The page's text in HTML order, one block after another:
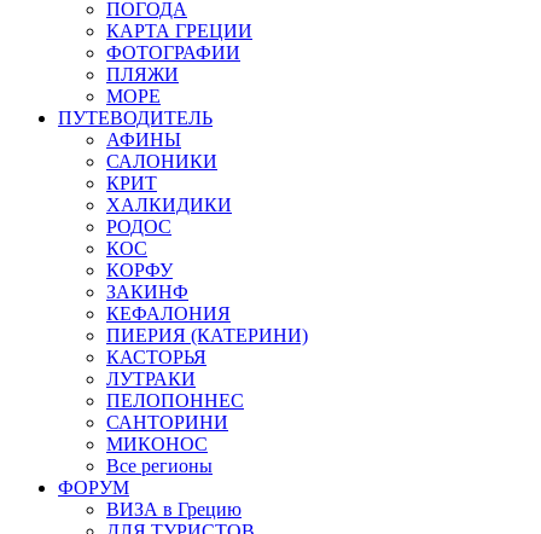
ПОГОДА
КАРТА ГРЕЦИИ
ФОТОГРАФИИ
ПЛЯЖИ
МОРЕ
ПУТЕВОДИТЕЛЬ
АФИНЫ
САЛОНИКИ
КРИТ
ХАЛКИДИКИ
РОДОС
КОС
КОРФУ
ЗАКИНФ
КЕФАЛОНИЯ
ПИЕРИЯ (КАТЕРИНИ)
КАСТОРЬЯ
ЛУТРАКИ
ПЕЛОПОННЕС
САНТОРИНИ
МИКОНОС
Все регионы
ФОРУМ
ВИЗА в Грецию